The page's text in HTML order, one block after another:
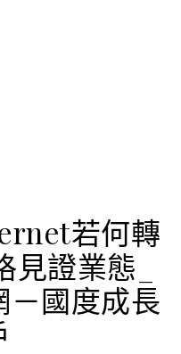
若何轉
證業態_
－國度成長